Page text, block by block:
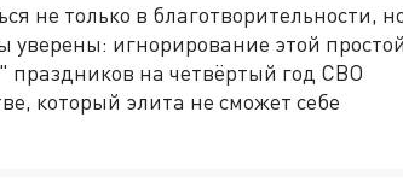
не только в благотворительности,
уверены: игнорирование этой простой
на четвёртый год СВО
который элита не сможет себе